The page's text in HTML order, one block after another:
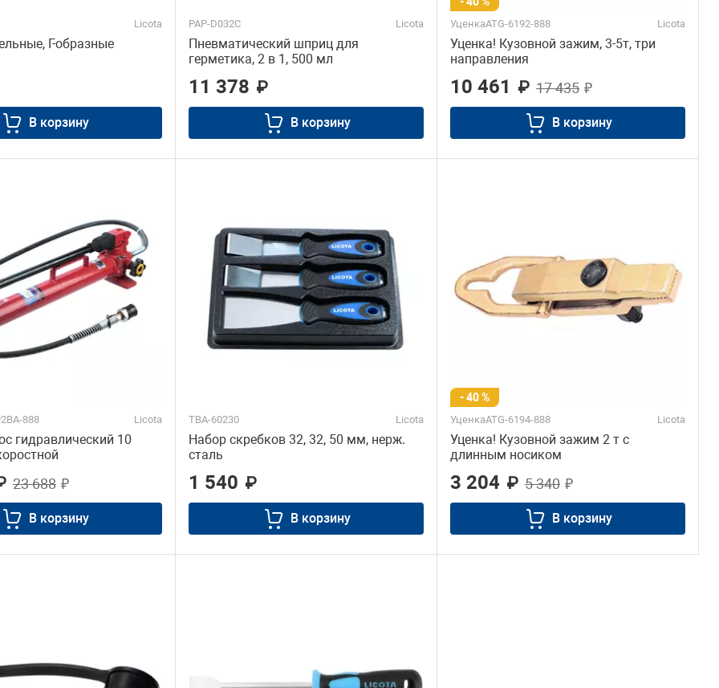
Licota
Г-образные
В корзину
PAP-D032C Licota
Пневматический шприц для
герметика, 2 в 1, 500 мл
11 378 ₽
В корзину
УценкаATG-6192-888 Licota
Уценка! Кузовной зажим, 3-5т, три
направления
10 461 ₽ 17 435 ₽
В корзину
888 Licota
гидравлический 10
23 688 ₽
В корзину
TBA-60230 Licota
Набор скребков 32, 32, 50 мм, нерж.
сталь
1 540 ₽
В корзину
- 40 %
УценкаATG-6194-888 Licota
Уценка! Кузовной зажим 2 т с
длинным носиком
3 204 ₽ 5 340 ₽
В корзину